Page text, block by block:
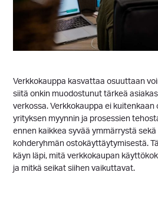
Verkkokauppa kasvattaa osuuttaan
siitä onkin muodostunut tärkeä
verkossa. Verkkokauppa ei kuitenkaan
yrityksen myynnin ja prosessien
ennen kaikkea syvää ymmärrystä
kohderyhmän ostokäyttäytymisestä.
käyn läpi, mitä verkkokaupan
ja mitkä seikat siihen vaikuttavat.